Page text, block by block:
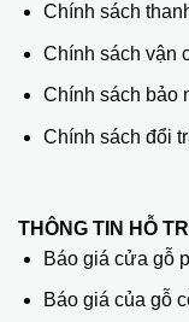
Chính sách
Chính sách vận
Chính sách bảo
Chính sách đổi
THÔNG TIN HỖ
Báo giá cửa gỗ
Báo giá của gỗ